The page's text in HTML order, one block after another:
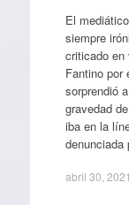
El
siempre
criticado en
Fantino por
sorprendió
gravedad
iba en la
abril 30, 2021